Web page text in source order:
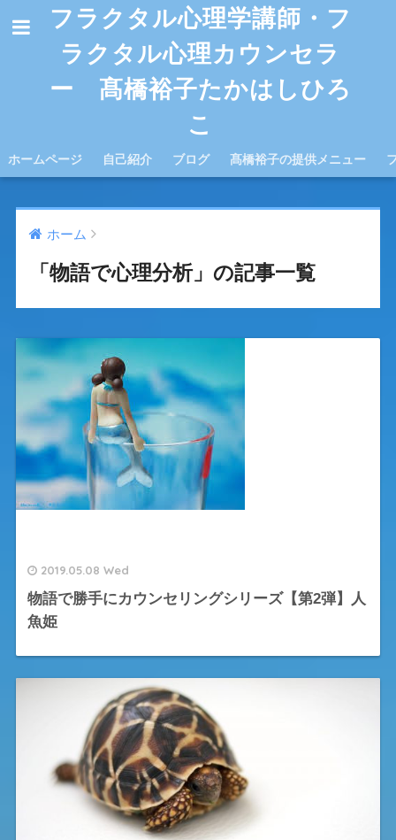
フラクタル心理学講師・フ
ラクタル心理カウンセラ
ー 髙橋裕子たかはしひろ
こ
ホームページ 自己紹介 ブログ 髙橋裕子の提供メニュー
ホーム
「物語で心理分析」の記事一覧
2019.05.08 Wed
物語で勝手にカウンセリングシリーズ【第2弾】人
魚姫